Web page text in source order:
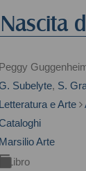
Peggy
Subelyte, S.
Letteratura e Arte
Marsilio Arte
Libro